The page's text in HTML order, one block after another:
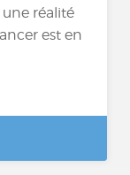
réalité
est en